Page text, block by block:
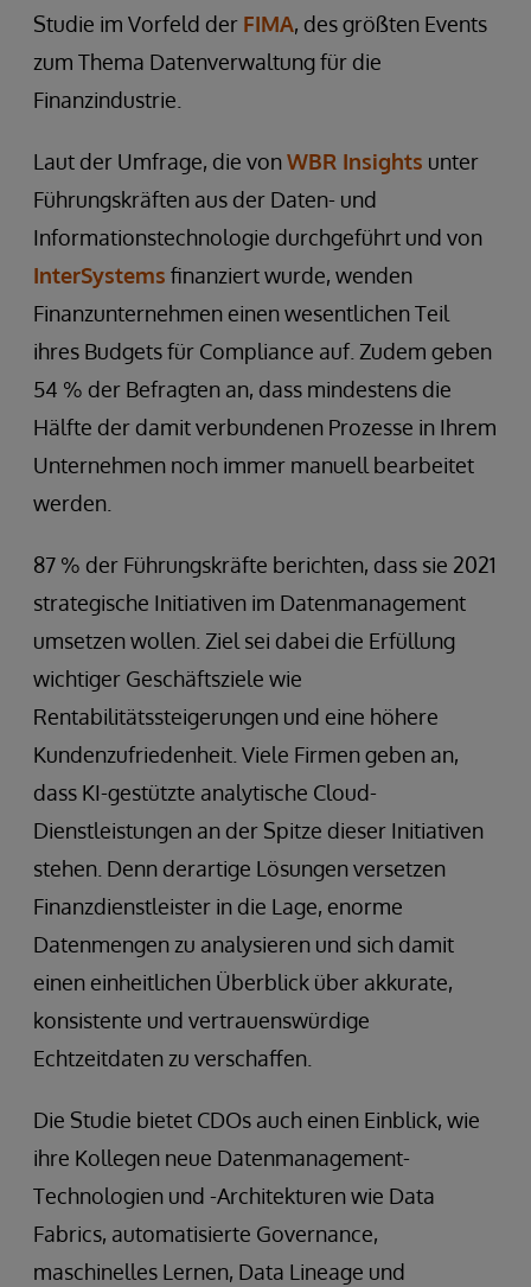
Studie im Vorfeld der FIMA, des größten Events
zum Thema Datenverwaltung für die
Finanzindustrie.
Laut der Umfrage, die vonWBR Insights unter
Führungskräften aus der Daten- und
Informationstechnologie durchgeführt und von
InterSystems finanziert wurde, wenden
Finanzunternehmen einen wesentlichen Teil
ihres Budgets für Compliance auf. Zudem geben
54 % der Befragten an, dass mindestens die
Hälfte der damit verbundenen Prozesse in Ihrem
Unternehmen noch immer manuell bearbeitet
werden.
87 % der Führungskräfte berichten, dass sie 2021
strategische Initiativen im Datenmanagement
umsetzen wollen. Ziel sei dabei die Erfüllung
wichtiger Geschäftsziele wie
Rentabilitätssteigerungen und eine höhere
Kundenzufriedenheit. Viele Firmen geben an,
dass KI-gestützte analytische Cloud-
Dienstleistungen an der Spitze dieser Initiativen
stehen. Denn derartige Lösungen versetzen
Finanzdienstleister in die Lage, enorme
Datenmengen zu analysieren und sich damit
einen einheitlichen Überblick über akkurate,
konsistente und vertrauenswürdige
Echtzeitdaten zu verschaffen.
Die Studie bietet CDOs auch einen Einblick, wie
ihre Kollegen neue Datenmanagement-
Technologien und -Architekturen wie Data
Fabrics, automatisierte Governance,
maschinelles Lernen, Data Lineage und